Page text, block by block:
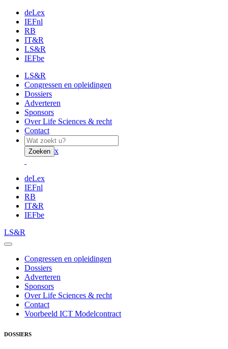
deLex
IEFnl
RB
IT&R
LS&R
IEFbe
LS&R
Congressen en opleidingen
Dossiers
Adverteren
Sponsors
Over Life Sciences & recht
Contact
Zoeken x
deLex
IEFnl
RB
IT&R
IEFbe
LS&R
Congressen en opleidingen
Dossiers
Adverteren
Sponsors
Over Life Sciences & recht
Contact
Voorbeeld ICT Modelcontract
DOSSIERS